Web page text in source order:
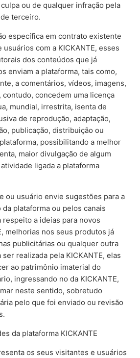
ou de qualquer infração pela
terceiro.
específica em contrato existente
com a KICKANTE, esses
dos conteúdos que já
enviam a plataforma, tais como,
a comentários, vídeos, imagens,
contudo, concedem uma licença
mundial, irrestrita, isenta de
de reprodução, adaptação,
publicação, distribuição ou
possibilitando a melhor
maior divulgação de algum
ligada a plataforma
ou usuário envie sugestões para a
da plataforma ou pelos canais
a ideias para novos
melhorias nos seus produtos já
publicitárias ou qualquer outra
realizada pela KICKANTE, elas
ao patrimônio imaterial do
ingressando no da KICKANTE,
neste sentido, sobretudo
pelo que foi enviado ou revisão
da plataforma KICKANTE
os seus visitantes e usuários